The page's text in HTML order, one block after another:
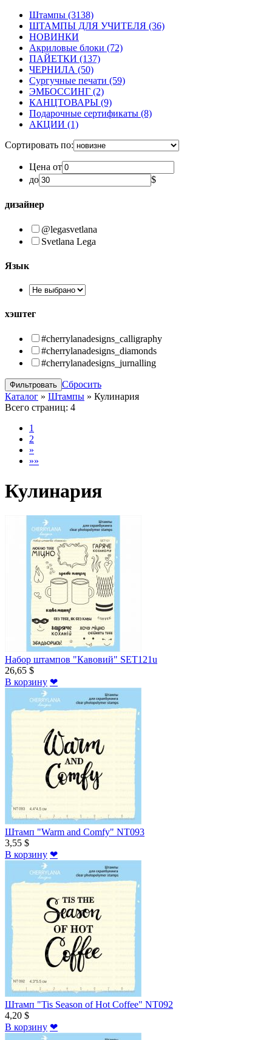
Штампы (3138)
ШТАМПЫ ДЛЯ УЧИТЕЛЯ (36)
НОВИНКИ
Акриловые блоки (72)
ПАЙЕТКИ (137)
ЧЕРНИЛА (50)
Сургучные печати (59)
ЭМБОССИНГ (2)
КАНЦТОВАРЫ (9)
Подарочные сертификаты (8)
АКЦИИ (1)
Сортировать по:
Цена от
до
$
дизайнер
@legasvetlana
Svetlana Lega
Язык
хэштег
#cherrylanadesigns_calligraphy
#cherrylanadesigns_diamonds
#cherrylanadesigns_jurnalling
Сбросить
Каталог » Штампы » Кулинария
Всего страниц: 4
1
2
»
»»
Кулинария
Набор штампов "Кавовий" SET121u
26,65 $
В корзину ❤
Штамп "Warm and Comfy" NT093
3,55 $
В корзину ❤
Штамп "Tis Season of Hot Coffee" NT092
4,20 $
В корзину ❤